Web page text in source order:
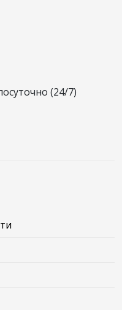
(24/7)